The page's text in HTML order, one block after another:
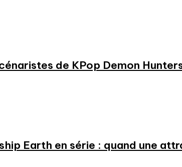
de KPop Demon
Earth en série : quand une